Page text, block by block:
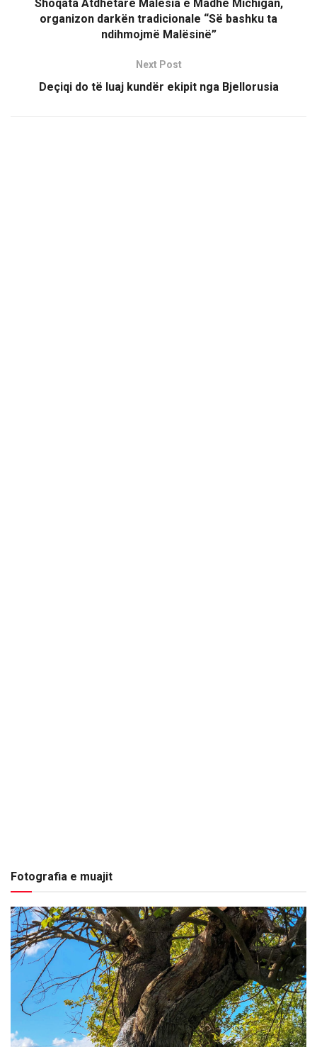
Shoqata Atdhetare Malësia e Madhe Michigan,
organizon darkën tradicionale “Së bashku ta
ndihmojmë Malësinë”
Next Post
Deçiqi do të luaj kundër ekipit nga Bjellorusia
Fotografia e muajit